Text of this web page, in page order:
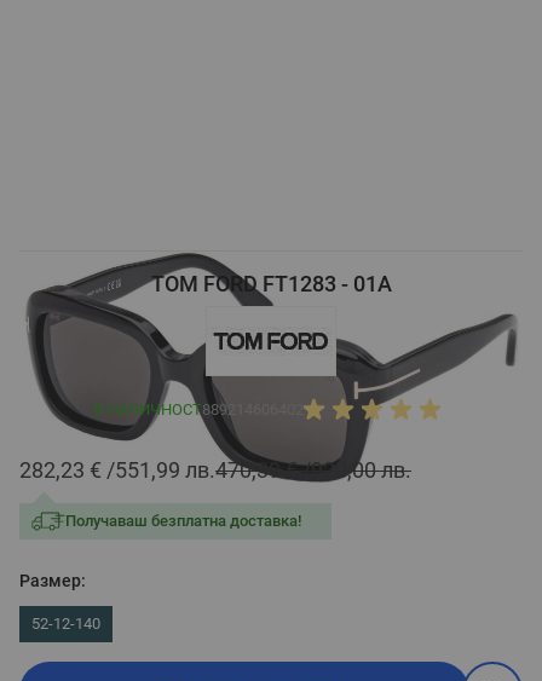
TOM FORD FT1283 - 01A
В НАЛИЧНОСТ889214606402
470,39 € 920,00 лв.
282,23 € 551,99 лв.
Получаваш безплатна доставка!
Размер:
52-12-140